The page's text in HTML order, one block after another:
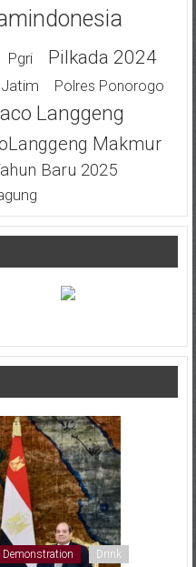
Pgri Pilkada 2024
Polres Ponorogo
Langgeng
Makmur
Baru 2025
Demonstration Drink